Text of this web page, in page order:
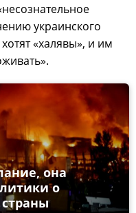
украинского
«халявы», и им
она
о